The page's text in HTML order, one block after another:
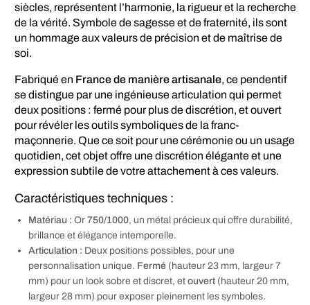
siècles, représentent l’harmonie, la rigueur et la recherche
de la vérité. Symbole de sagesse et de fraternité, ils sont
un hommage aux valeurs de précision et de maîtrise de
soi.
Fabriqué en France de manière artisanale, ce pendentif
se distingue par une ingénieuse articulation qui permet
deux positions : fermé pour plus de discrétion, et ouvert
pour révéler les outils symboliques de la franc-
maçonnerie. Que ce soit pour une cérémonie ou un usage
quotidien, cet objet offre une discrétion élégante et une
expression subtile de votre attachement à ces valeurs.
Caractéristiques techniques :
Matériau : Or 750/1000, un métal précieux qui offre durabilité,
brillance et élégance intemporelle.
Articulation : Deux positions possibles, pour une
personnalisation unique. Fermé (hauteur 23 mm, largeur 7
mm) pour un look sobre et discret, et ouvert (hauteur 20 mm,
largeur 28 mm) pour exposer pleinement les symboles.